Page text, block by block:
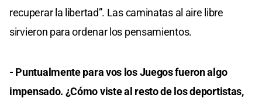
recuperar la libertad”. Las caminatas al aire libre
sirvieron para ordenar los pensamientos.
- Puntualmente para vos los Juegos fueron algo
impensado. ¿Cómo viste al resto de los deportistas,